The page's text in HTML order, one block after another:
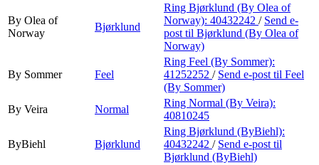
By Olea of
Norway
Bjørklund
Ring Bjørklund (By Olea of
Norway): 40432242 / Send e-
post til Bjørklund (By Olea of
Norway)
By Sommer Feel
Ring Feel (By Sommer):
41252252 / Send e-post til Feel
(By Sommer)
By Veira
Normal
Ring Normal (By Veira):
40810245
ByBiehl Bjørklund
Ring Bjørklund (ByBiehl):
40432242 / Send e-post til
Bjørklund (ByBiehl)